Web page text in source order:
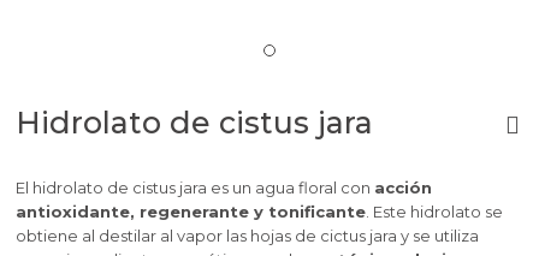
Hidrolato de cistus jara
El hidrolato de cistus jara es un agua floral con acción
antioxidante, regenerante y tonificante. Este hidrolato se
obtiene al destilar al vapor las hojas de cictus jara y se utiliza